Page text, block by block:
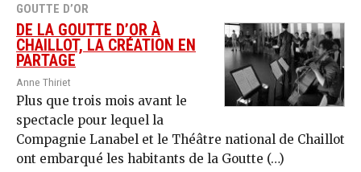
GOUTTE D’OR
DE LA GOUTTE D’OR À
CHAILLOT, LA CRÉATION EN
PARTAGE
Anne Thiriet
Plus que trois mois avant le
spectacle pour lequel la
Compagnie Lanabel et le Théâtre national de Chaillot
ont embarqué les habitants de la Goutte (…)